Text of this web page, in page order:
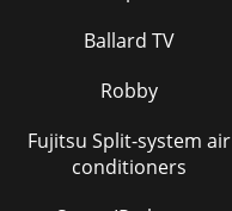
Ballard TV
Robby
Fujitsu Split-system air
conditioners